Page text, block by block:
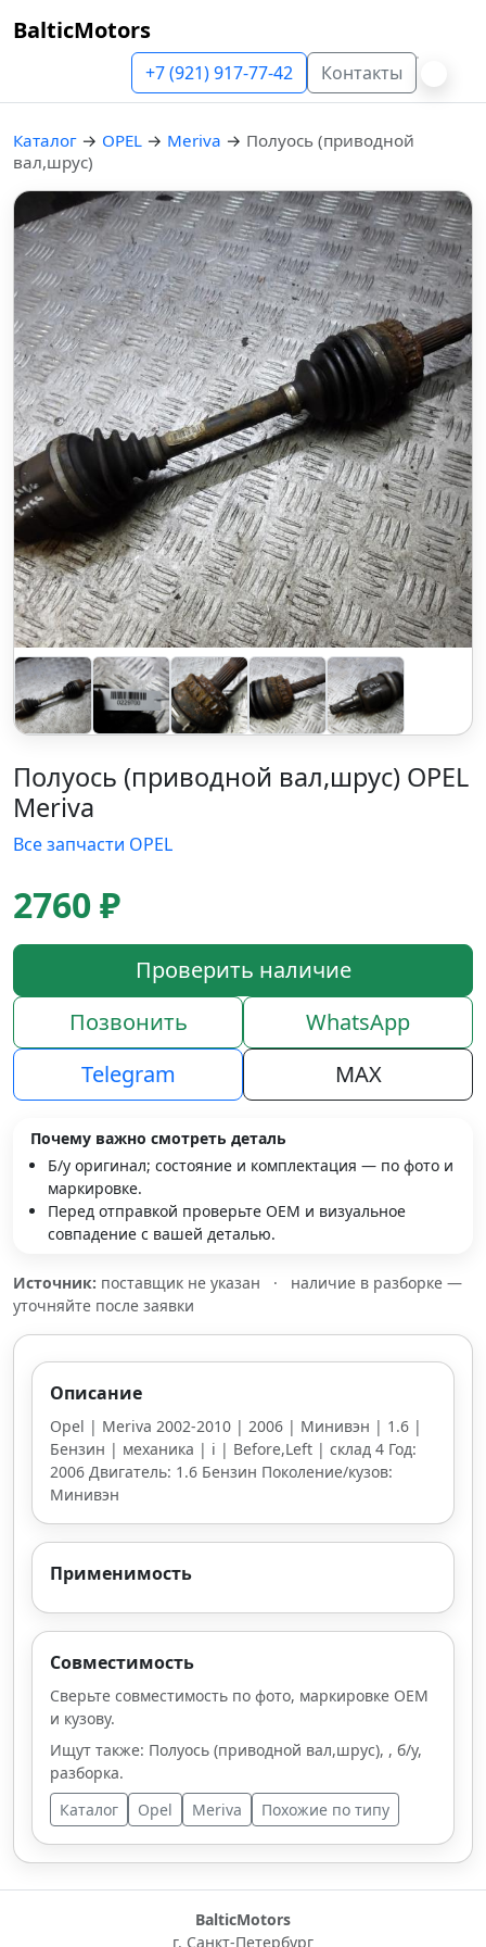
BalticMotors
+7 (921) 917-77-42 Контакты
Каталог → OPEL → Meriva → Полуось (приводной
вал,шрус)
Полуось (приводной вал,шрус) OPEL
Meriva
Все запчасти OPEL
2760 ₽
Проверить наличие
Позвонить
WhatsApp
Telegram
MAX
Почему важно смотреть деталь
Б/у оригинал; состояние и комплектация — по фото и
маркировке.
Перед отправкой проверьте OEM и визуальное
совпадение с вашей деталью.
Источник: поставщик не указан ·
наличие в разборке —
уточняйте после заявки
Описание
Opel | Meriva 2002-2010 | 2006 | Минивэн | 1.6 |
Бензин | механика | i | Before,Left | склад 4 Год:
2006 Двигатель: 1.6 Бензин Поколение/кузов:
Минивэн
Применимость
Совместимость
Сверьте совместимость по фото, маркировке OEM
и кузову.
Ищут также: Полуось (приводной вал,шрус), , б/у,
разборка.
Каталог
Opel Meriva Похожие по типу
BalticMotors
г. Санкт-Петербург